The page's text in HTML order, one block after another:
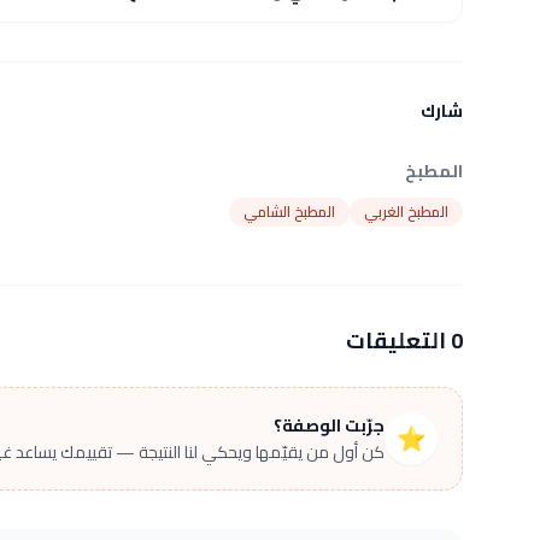
شارك
المطبخ
المطبخ الغربي المطبخ الشامي
0 التعليقات
⭐ جرّبت الوصفة؟
كن أول من يقيّمها ويحكي لنا النتيجة — تقييمك يساعد